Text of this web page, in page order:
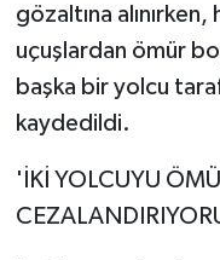
gözaltına
uçuşlardan ömür
başka bir yolcu
kaydedildi.
'İKİ YOLCUYU